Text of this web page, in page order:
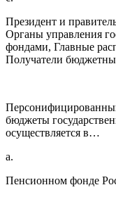
Президент и
Органы управления
фондами, Главные
Получатели
бюджеты
осуществляется в…
a.
Пенсионном фонде